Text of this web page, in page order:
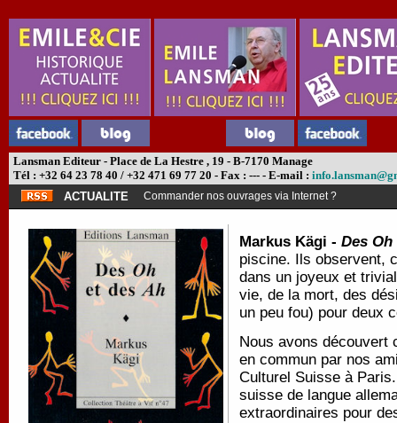
Lansman Editeur - Place de La Hestre , 19 - B-7170 Manage
Tél : +32 64 23 78 40 / +32 471 69 77 20 - Fax : --- - E-mail :
ACTUALITE
Commander nos ouvrages via Internet ?
Markus Kägi - Des
piscine. Ils observent,
dans un joyeux et
vie, de la mort, des
un peu fou) pour deux
Nous avons découvert
en commun par nos
Culturel Suisse à
suisse de langue
extraordinaires pour